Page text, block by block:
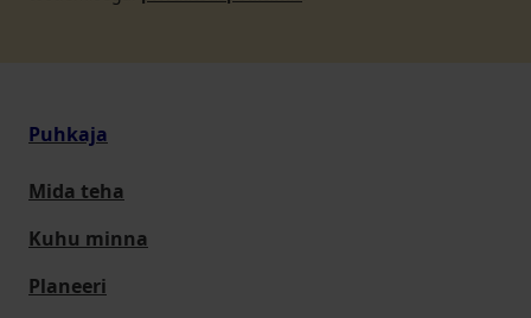
Puhkaja
Mida teha
Kuhu minna
Planeeri